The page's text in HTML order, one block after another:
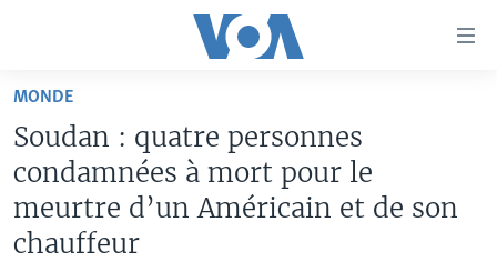
Retour
navigation
principale
AFRIQUE
ÉTATS-UNIS
MONDE
LE MONDE AUJOURD'HUI
VOA60 AFRIQUE
LE MONDE AUJOURD'HUI
AUTRES LANGUES
MONDE
Soudan : quatre personnes
condamnées à mort pour le
meurtre d’un Américain et de son
chauffeur